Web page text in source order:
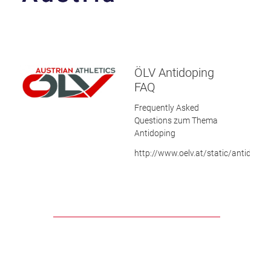
ÖLV Antidoping
FAQ
Frequently Asked
Questions zum Thema
Antidoping
http://www.oelv.at/static/